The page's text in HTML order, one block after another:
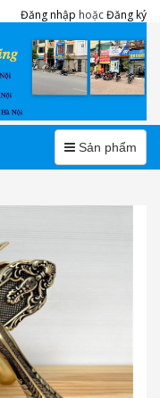
Đăng nhập hoặcĐăng ký
MenuSản phẩm